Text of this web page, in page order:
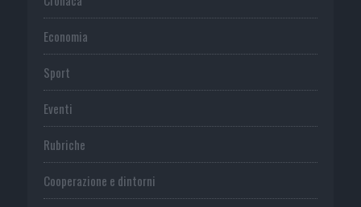
Economia
Sport
Eventi
Rubriche
Cooperazione e dintorni